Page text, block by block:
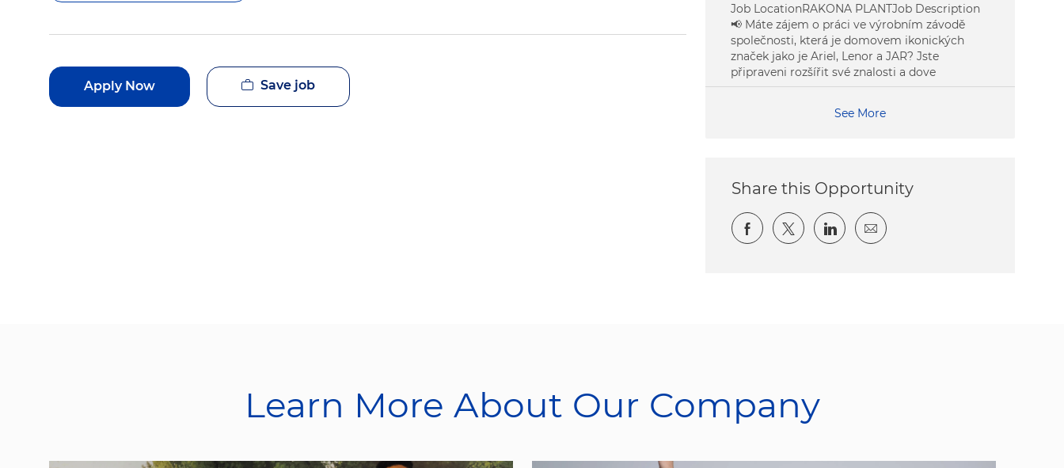
Apply Now Save job
Job LocationRAKONA PLANTJob Description
📢 Máte zájem o práci ve výrobním závodě
společnosti, která je domovem ikonických
značek jako je Ariel, Lenor a JAR? Jste
připraveni rozšířit své znalosti a dove
See More
Share this Opportunity
Share via Facebook
Share via twitter
Share via LinkedIn
Share via email
Learn More About Our Company